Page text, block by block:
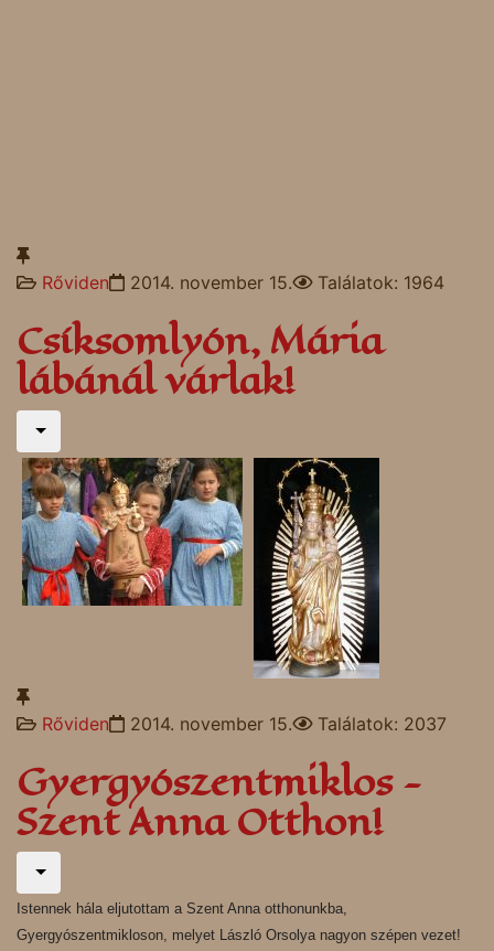
Rőviden 2014. november 15. Találatok: 1964
Csíksomlyón, Mária
lábánál várlak!
Rőviden 2014. november 15. Találatok: 2037
Gyergyószentmiklos -
Szent Anna Otthon!
Istennek hála eljutottam a Szent Anna otthonunkba,
Gyergyószentmikloson, melyet László Orsolya nagyon szépen vezet!